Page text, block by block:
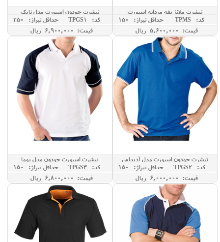
تیشرت ملانژ یقه مردانه اسپورت
کد: TPMS
حداقل تيراژ: 150
قیمت: 5,600,000 ريال
تیشرت جودون اسپورت مدل نایک
کد: TPGS1
حداقل تيراژ: 250
قیمت: 6,900,000 ريال
تیشرت جودون اسپورت مدل آدیداس
کد: TPGS2
حداقل تيراژ: 150
قیمت: 6,000,000 ريال
تیشرت اسپورت جودون مدل پوما
کد: TPGS3
حداقل تيراژ: 150
قیمت: 6,800,000 ريال